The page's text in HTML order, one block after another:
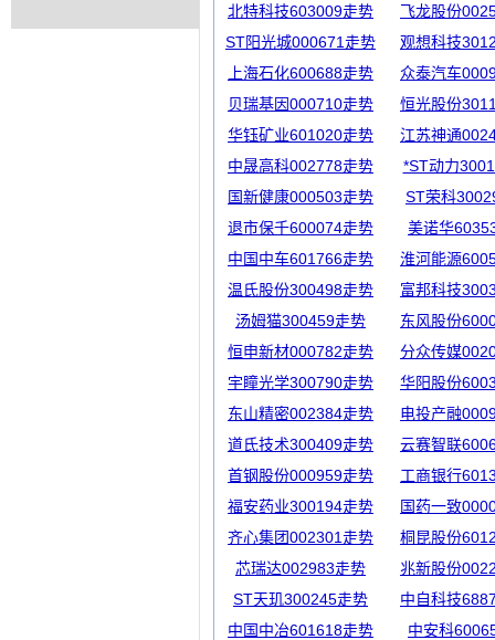
北特科技603009走势
飞龙股份
ST阳光城000671走势
观想科技
上海石化600688走势
众泰汽车
贝瑞基因000710走势
恒光股份
华钰矿业601020走势
江苏神通
中晟高科002778走势
*ST动力
国新健康000503走势
ST荣科
退市保千600074走势
美诺华
中国中车601766走势
淮河能源
温氏股份300498走势
富邦科技
汤姆猫300459走势
东风股份
恒申新材000782走势
分众传媒
宇瞳光学300790走势
华阳股份
东山精密002384走势
电投产融
道氏技术300409走势
云赛智联
首钢股份000959走势
工商银行
福安药业300194走势
国药一致
齐心集团002301走势
桐昆股份
芯瑞达002983走势
兆新股份
ST天玑300245走势
中自科技
中国中冶601618走势
中安科